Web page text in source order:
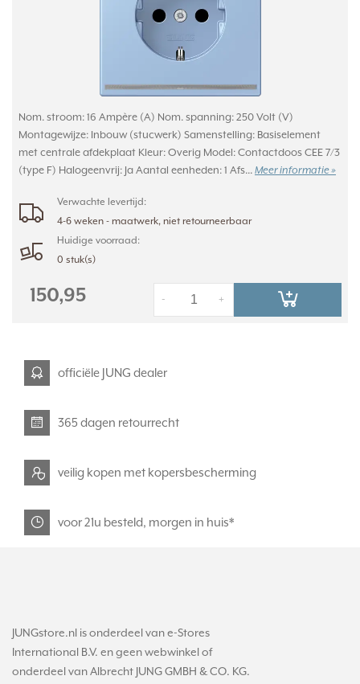
Nom. stroom: 16 Ampère (A) Nom. spanning: 250 Volt (V)
Montagewijze: Inbouw (stucwerk) Samenstelling: Basiselement
met centrale afdekplaat Kleur: Overig Model: Contactdoos CEE 7/3
(type F) Halogeenvrij: Ja Aantal eenheden: 1 Afs... Meer informatie »
Verwachte levertijd:
4-6 weken - maatwerk, niet retourneerbaar
Huidige voorraad:
0 stuk(s)
150,95 +
-
officiële JUNG dealer
365 dagen retourrecht
veilig kopen met kopersbescherming
voor 21u besteld, morgen in huis*
JUNGstore.nl is onderdeel van e-Stores
International B.V. en geen webwinkel of
onderdeel van Albrecht JUNG GMBH & CO. KG.